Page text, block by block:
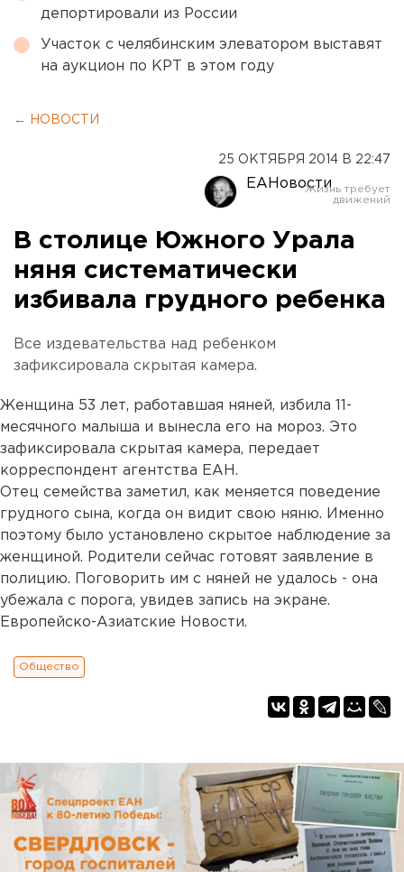
депортировали из России
Участок с челябинским элеватором выставят
на аукцион по КРТ в этом году
← НОВОСТИ
25 ОКТЯБРЯ 2014 В 22:47
ЕАНовости
В столице Южного Урала
няня систематически
избивала грудного ребенка
Все издевательства над ребенком
зафиксировала скрытая камера.
Женщина 53 лет, работавшая няней, избила 11-
месячного малыша и вынесла его на мороз. Это
зафиксировала скрытая камера, передает
корреспондент агентства ЕАН.
Отец семейства заметил, как меняется поведение
грудного сына, когда он видит свою няню. Именно
поэтому было установлено скрытое наблюдение за
женщиной. Родители сейчас готовят заявление в
полицию. Поговорить им с няней не удалось - она
убежала с порога, увидев запись на экране.
Европейско-Азиатские Новости.
Общество